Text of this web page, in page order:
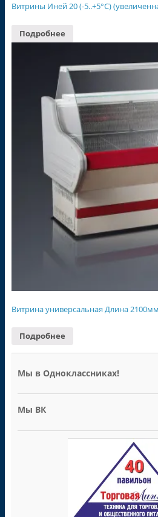
Витрины Иней 20 (-5..+5°С)
Подробнее
Витрина универсальная Длина 2100мм
Подробнее
Мы в Одноклассниках!
Мы ВК